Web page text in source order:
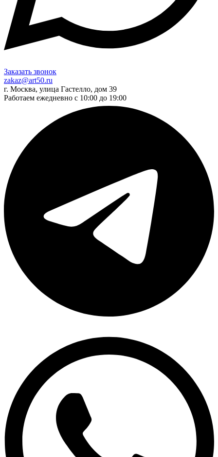
Заказать звонок
zakaz@art50.ru
г. Москва, улица Гастелло, дом 39
Работаем ежедневно с 10:00 до 19:00